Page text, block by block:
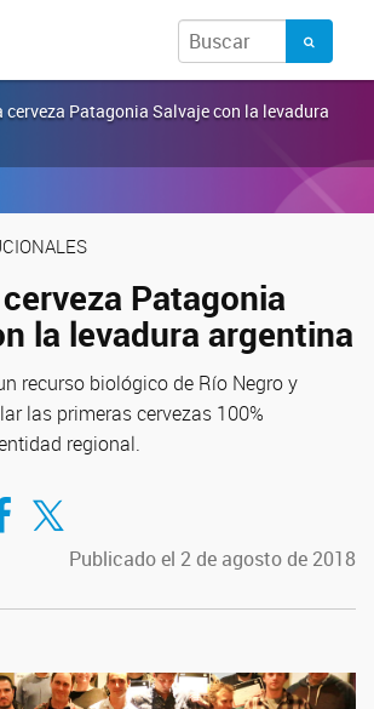
Patagonia Salvaje con la levadura
Patagonia
la levadura argentina
recurso biológico de Río Negro y
las primeras cervezas 100%
regional.
en Facebook
Compartir en Twitter
Publicado el 2 de agosto de 2018